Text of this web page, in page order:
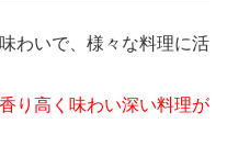
わいで、様々な料理に活
り高く味わい深い料理が